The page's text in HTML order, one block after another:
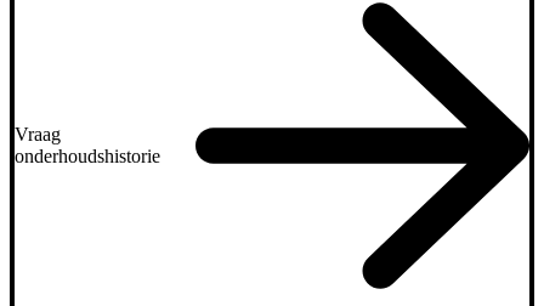
Vraag
onderhoudshistorie